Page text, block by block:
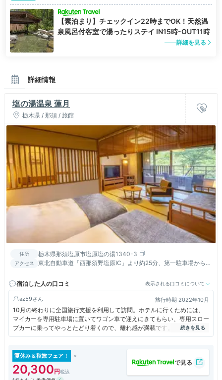
【素泊まり】チェックイン22時までOK！天然温
泉風呂付客室で湯ったりステイ IN15時-OUT11時
詳細を見る
詳細情報
塩の湯温泉 蓮月
栃木県 / 那須 / 旅館
住所 栃木県那須塩原市塩原塩の湯1340-3
アクセス
東北自動車道「西那須野塩原IC」より約25分、第一駐車場から無
塩原駅」より無料送迎バスで約35分、スロープカー乗り場から
約1分
宿泊した人の口コミ 表示される口コミについて
az59 旅行時期 2022年10月
10月の終わりに全国旅行支援を利用して訪問。ホテルに行くためには、
マイカーを専用駐車場に置いてワゴン車で迎えにきてもらい、専用スロー
プカーに乗ってやっとたどり着くので、離れ感が満載です。
共立メンテナンスの経営なので、ビールサービス、肉まん、アイス、夜泣
屋にも温泉があり、ビールを飲みながら露天風呂を楽しめます。
大浴場もいろいろなお風呂があって楽しめましたが、男女で朝晩の入れ替
えがあれば、さらに良かったのにと思いました。
夏休み＆秋旅フェア！
20,300